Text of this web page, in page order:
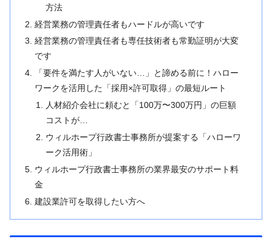
方法
経営業務の管理責任者もハードルが高いです
経営業務の管理責任者も専任技術者も常勤証明が大変
です
「要件を満たす人がいない…」と諦める前に！ハロー
ワークを活用した「採用×許可取得」の最短ルート
人材紹介会社に頼むと「100万〜300万円」の巨額
コストが…
ウィルホープ行政書士事務所が提案する「ハローワ
ーク活用術」
ウィルホープ行政書士事務所の業界最安のサポート料
金
建設業許可を取得したい方へ